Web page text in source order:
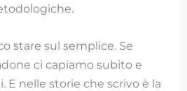
stare sul semplice. Se
ci capiamo subito e
nelle storie che scrivo è la